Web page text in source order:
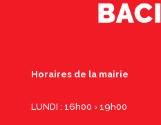
Horaires de la mairie
LUNDI : 16h00 › 19h00